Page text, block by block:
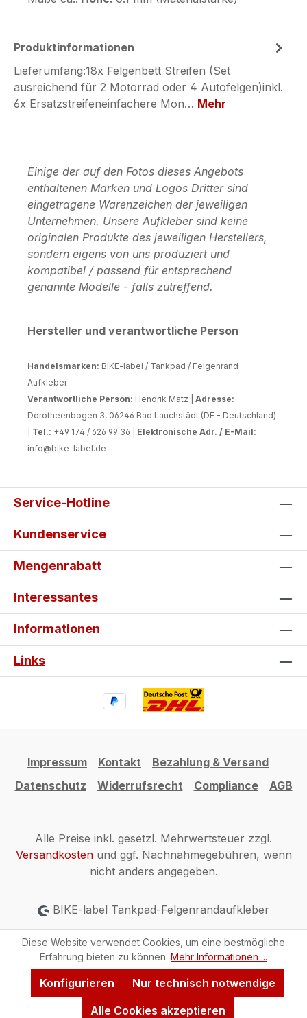
Produktinformationen
Lieferumfang:18x Felgenbett Streifen (Set
ausreichend für 2 Motorrad oder 4 Autofelgen)inkl.
6x Ersatzstreifeneinfachere Mon… Mehr
Einige der auf den Fotos dieses Angebots
enthaltenen Marken und Logos Dritter sind
eingetragene Warenzeichen der jeweiligen
Unternehmen. Unsere Aufkleber sind keine
originalen Produkte des jeweiligen Herstellers,
sondern eigens von uns produziert und
kompatibel / passend für entsprechend
genannte Modelle - falls zutreffend.
Hersteller und verantwortliche Person
Handelsmarken: BIKE-label / Tankpad / Felgenrand
Aufkleber
Verantwortliche Person: Hendrik Matz | Adresse:
Dorotheenbogen 3, 06246 Bad Lauchstädt (DE - Deutschland)
Tel.: +49 174 / 626 99 36 | Elektronische Adr. / E-Mail:
info@bike-label.de
Service-Hotline
Kundenservice
Mengenrabatt
Interessantes
Informationen
Links
Impressum Kontakt
Bezahlung & Versand
Datenschutz
Widerrufsrecht Compliance AGB
Alle Preise inkl. gesetzl. Mehrwertsteuer zzgl.
Versandkostenund ggf. Nachnahmegebühren, wenn
nicht anders angegeben.
BIKE-label Tankpad-Felgenrandaufkleber
Diese Website verwendet Cookies, um eine bestmögliche
Erfahrung bieten zu können. Mehr Informationen ...
Nur technisch notwendige
Konfigurieren
Alle Cookies akzeptieren